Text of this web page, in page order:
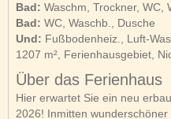
Bad: Waschm, Trockner, WC,
Bad: WC, Waschb., Dusche
Und: Fußbodenheiz., Luft-
1207 m², Ferienhausgebiet,
Über das Ferienhaus
Hier erwartet Sie ein neu
2026! Inmitten